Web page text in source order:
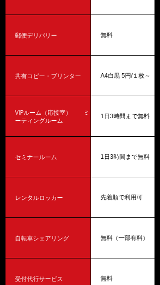
郵便デリバリー 無料
共有コピー・プリンター A4白黒 5円/１枚～
VIPルーム（応接室） ミ
ーティングルーム
1日3時間まで無料
セミナールーム 1日3時間まで無料
レンタルロッカー 先着順で利用可
自転車シェアリング 無料（一部有料）
受付代行サービス 無料